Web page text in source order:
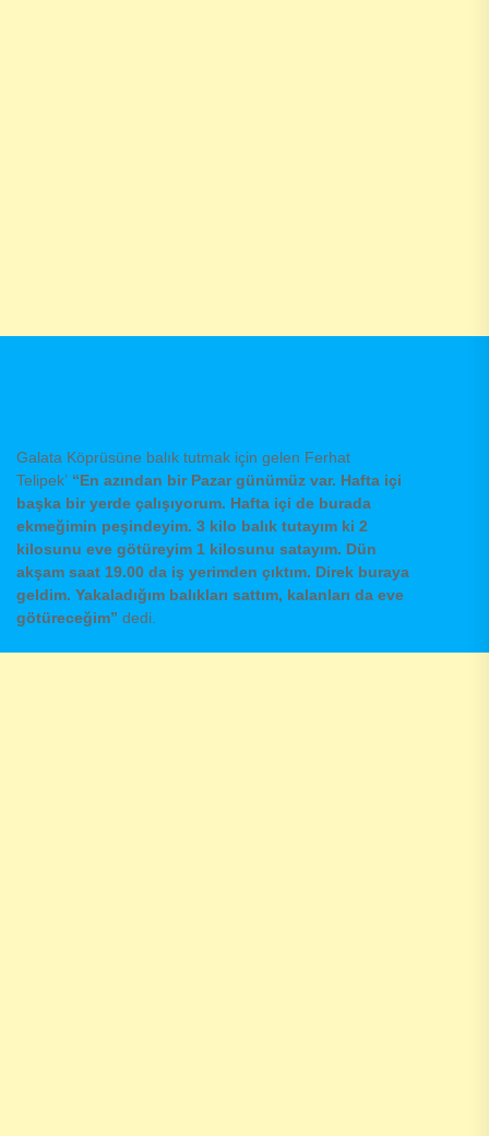
Galata Köprüsüne balık tutmak için gelen Ferhat
Telipek’ “En azından bir Pazar günümüz var. Hafta içi
başka bir yerde çalışıyorum. Hafta içi de burada
ekmeğimin peşindeyim. 3 kilo balık tutayım ki 2
kilosunu eve götüreyim 1 kilosunu satayım. Dün
akşam saat 19.00 da iş yerimden çıktım. Direk buraya
geldim. Yakaladığım balıkları sattım, kalanları da eve
götüreceğim” dedi.